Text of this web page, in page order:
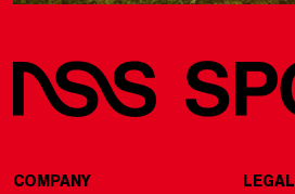
COMPANY LEGAL